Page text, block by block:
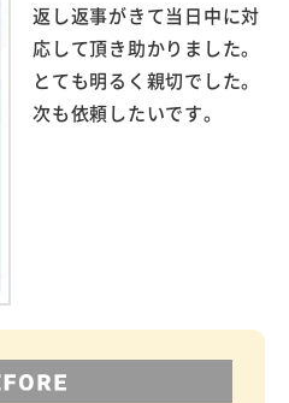
返し返事がきて当日中に対
応して頂き助かりました。
とても明るく親切でした。
次も依頼したいです。